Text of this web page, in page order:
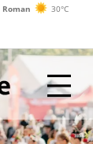
Roman 30°C